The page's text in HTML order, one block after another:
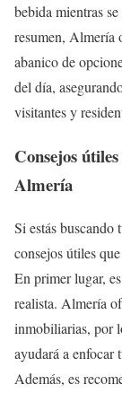
bebida mientras
resumen, Almería
abanico de
del día,
visitantes y
Consejos
Almería
Si estás
consejos útiles
En primer lugar,
realista. Almería
inmobiliarias, por
ayudará a enfocar
Además, es